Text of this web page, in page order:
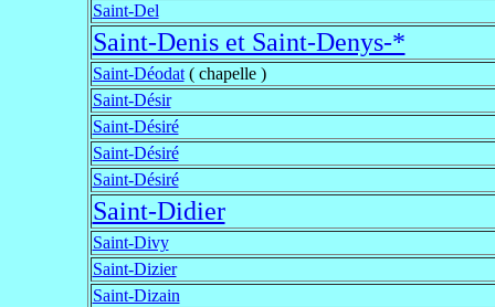
Saint-Del
Saint-Denis et Saint-Denys-*
Saint-Déodat( chapelle )
Saint-Désir
Saint-Désiré
Saint-Désiré
Saint-Désiré
Saint-Didier
Saint-Divy
Saint-Dizier
Saint-Dizain